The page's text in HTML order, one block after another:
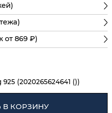
от 869 ₽)
(2020265624641 ())
В КОРЗИНУ